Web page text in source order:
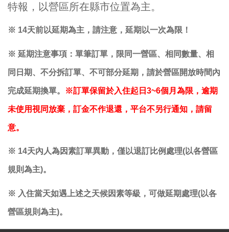
特報，以營區所在縣市位置為主。
※ 14天前以延期為主，請注意，延期以一次為限！
※ 延期注意事項：單筆訂單，限同一營區、相同數量、相
同日期、不分拆訂單、不可部分延期，請於營區開放時間內
完成延期換單。 ※訂單保留於入住起日3~6個月為限，逾期
未使用視同放棄，訂金不作退還，平台不另行通知，請留
意。
※ 14天內人為因素訂單異動，僅以退訂比例處理(以各營區
規則為主)。
※ 入住當天如遇上述之天候因素等級，可做延期處理(以各
營區規則為主)。